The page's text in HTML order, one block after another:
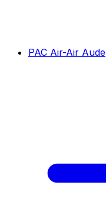
PAC Air-Air Aude